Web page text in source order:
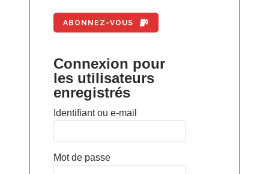
ABONNEZ-VOUS
Connexion pour
les utilisateurs
enregistrés
Identifiant ou e-mail
Mot de passe